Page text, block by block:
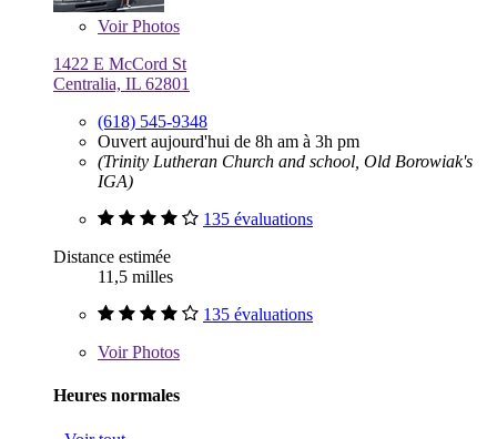
VoirPhotos
1422 E McCord St
Centralia, IL 62801
(618) 545-9348
Ouvert aujourd'hui de 8h am à 3h pm
(Trinity Lutheran Church and school, Old Borowiak's
IGA)
135 évaluations
Distance estimée
11,5 milles
135 évaluations
VoirPhotos
Heures normales